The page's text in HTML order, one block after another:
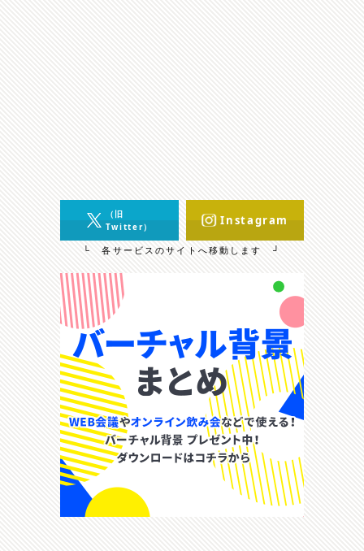
（旧
Twitter）
Instagram
└ 各サービスのサイトへ移動します ┘